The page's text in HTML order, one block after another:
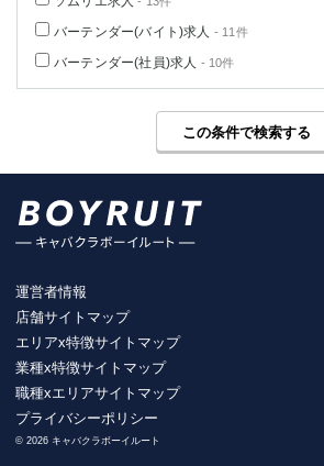
バーテンダー(バイト)求人 - 11件
バーテンダー(社員)求人 - 10件
この条件で検索する
運営者情報
店舗サイトマップ
エリアx特徴サイトマップ
業種x特徴サイトマップ
職種xエリアサイトマップ
プライバシーポリシー
© 2026 キャバクラボーイルート